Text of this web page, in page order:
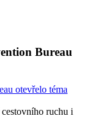
Bureau
otevřelo téma